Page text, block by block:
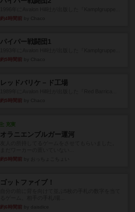
約4時間前
パイパー戦闘団1
約5時間前
レッドバリケ－ド工場
約5時間前
充実
オラニエンブルガー運河
約5時間前
ゴットファイブ！
約6時間前